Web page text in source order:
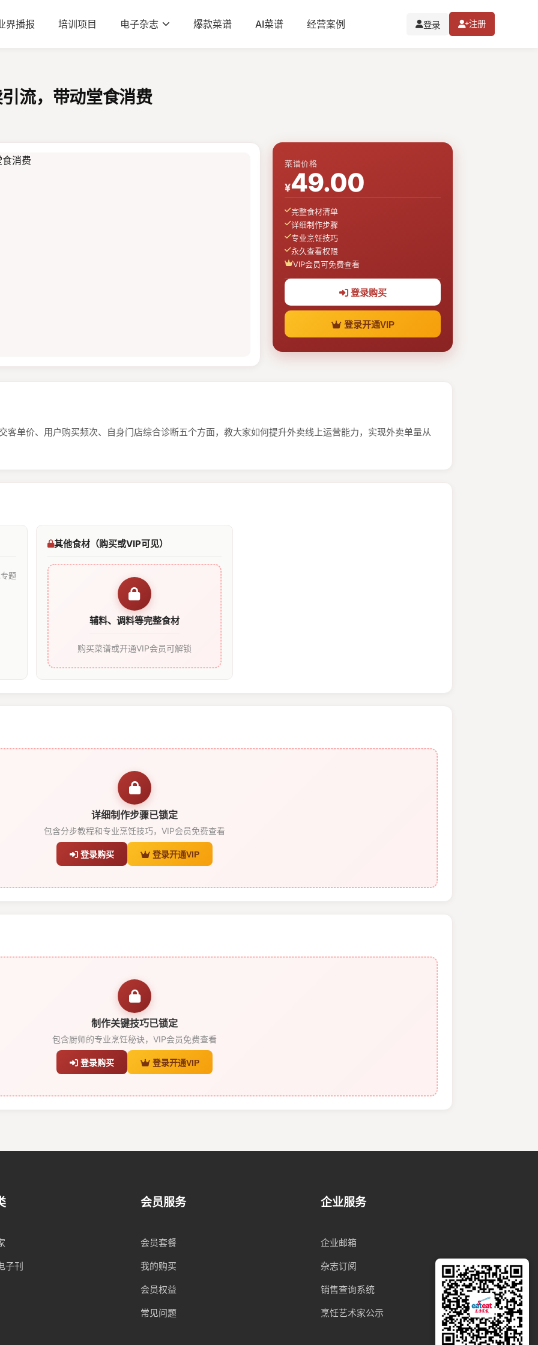
界播报 培训项目 电子杂志 爆款菜谱 AI菜谱 经营案例 登录 注册
流，带动堂食消费
菜谱价格
¥49.00
完整食材清单
详细制作步骤
专业烹饪技巧
永久查看权限
VIP会员可免费查看
登录购买
登录开通VIP
客单价、用户购买频次、自身门店综合诊断五个方面，教大家如何提升外卖线上运营能力，实现外卖单量从
题
其他食材（购买或VIP可见）
辅料、调料等完整食材
购买菜谱或开通VIP会员可解锁
详细制作步骤已锁定
包含分步教程和专业烹饪技巧，VIP会员免费查看
登录购买 登录开通VIP
制作关键技巧已锁定
包含厨师的专业烹饪秘诀，VIP会员免费查看
登录购买 登录开通VIP
子刊
会员服务
会员套餐
我的购买
会员权益
常见问题
企业服务
企业邮箱
杂志订阅
销售查询系统
烹饪艺术家公示